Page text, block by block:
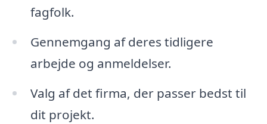
fagfolk.
Gennemgang af deres tidligere
arbejde og anmeldelser.
Valg af det firma, der passer bedst til
dit projekt.